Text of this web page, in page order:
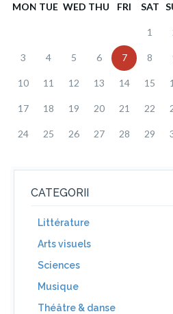
MON TUE WED THU FRI SAT
1
3 4 5 6 7 8
10 11 12 13 14 15
17 18 19 20 21 22
24 25 26 27 28 29
CATEGORII
Littérature
Arts visuels
Sciences
Musique
Théâtre & danse